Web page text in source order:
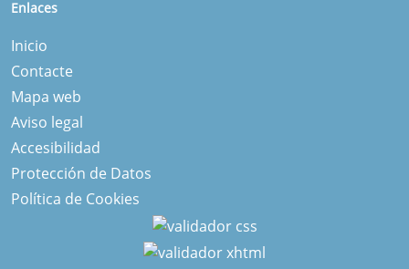
Enlaces
Inicio
Contacte
Mapa web
Aviso legal
Accesibilidad
Protección de Datos
Política de Cookies